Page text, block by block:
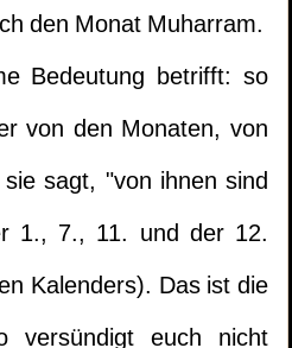
den Monat Muharram.
Bedeutung betrifft: so
von den Monaten, von
sagt, "von ihnen sind
1., 7., 11. und der 12.
Kalenders). Das ist die